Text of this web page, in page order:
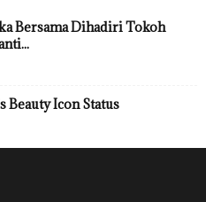
Bersama Dihadiri Tokoh
Beauty Icon Status